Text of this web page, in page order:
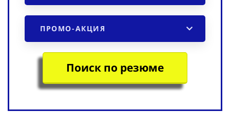
ПРОМО-АКЦИЯ
Поиск по резюме